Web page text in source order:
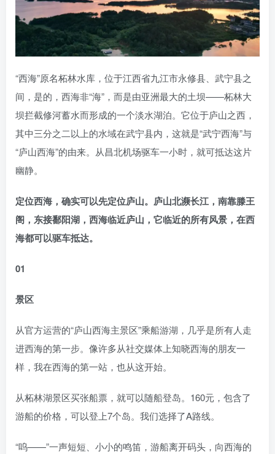
“西海”原名柘林水库，位于江西省九江市永修县、武宁县之
间，是的，西海非“海”，而是由亚洲最大的土坝——柘林大
坝拦截修河蓄水而形成的一个淡水湖泊。它位于庐山之西，
其中三分之二以上的水域在武宁县内，这就是“武宁西海”与
“庐山西海”的由来。从昌北机场驱车一小时，就可抵达这片
幽静。
定位西海，确实可以先定位庐山。庐山北濒长江，南靠滕王
阁，东接鄱阳湖，西海临近庐山，它临近的所有风景，在西
海都可以驱车抵达。
01
景区
从官方运营的“庐山西海主景区”乘船游湖，几乎是所有人走
进西海的第一步。像许多从社交媒体上知晓西海的朋友一
样，我在西海的第一站，也从这开始。
从柘林湖景区买张船票，就可以随船登岛。160元，包含了
游船的价格，可以登上7个岛。我们选择了A路线。
“呜——”一声短短、小小的鸣笛，游船离开码头，向西海的